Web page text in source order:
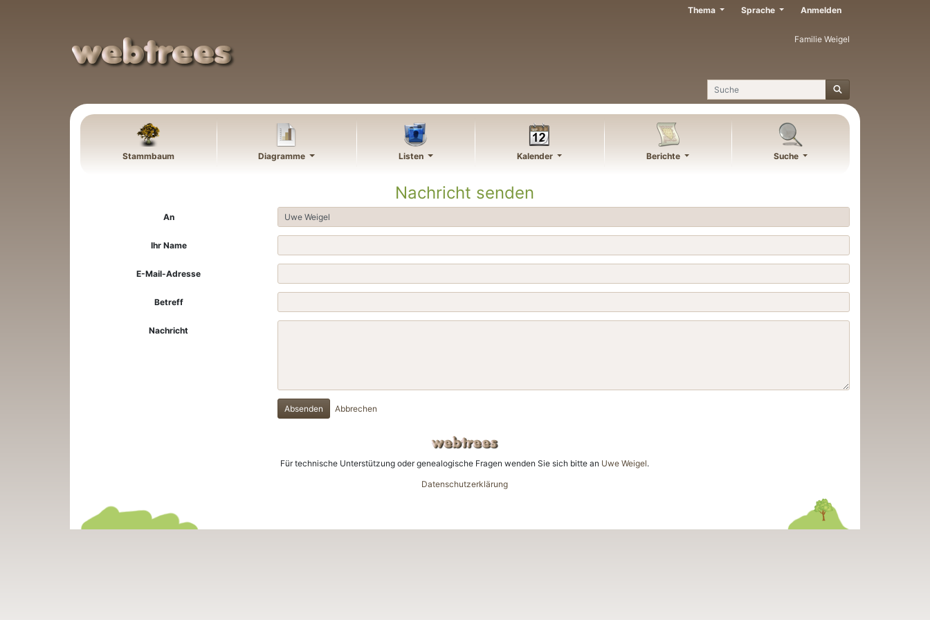
Familie Weigel
Suche
Thema Sprache Anmelden
Stammbaum Diagramme Listen Kalender Berichte Suche
Nachricht senden
An
Ihr Name
E-Mail-Adresse
Betreff
Nachricht
Absenden Abbrechen
Für technische Unterstützung oder genealogische Fragen wenden Sie sich bitte an Uwe Weigel.
Datenschutzerklärung